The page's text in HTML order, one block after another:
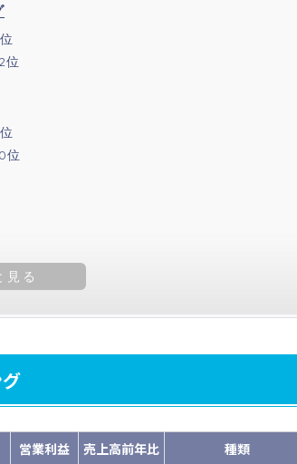
位
位
営業利益 売上高前年比
種類